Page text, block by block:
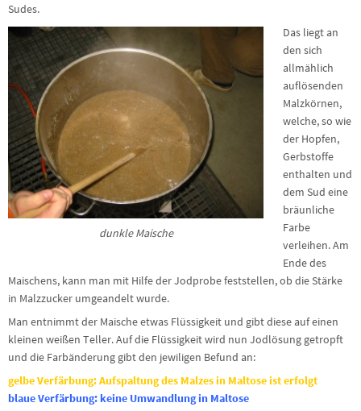
Sudes.
dunkle Maische
Das liegt an
den sich
allmählich
auflösenden
Malzkörnen,
welche, so wie
der Hopfen,
Gerbstoffe
enthalten und
dem Sud eine
bräunliche
Farbe
verleihen. Am
Ende des
Maischens, kann man mit Hilfe der Jodprobe feststellen, ob die Stärke
in Malzzucker umgeandelt wurde.
Man entnimmt der Maische etwas Flüssigkeit und gibt diese auf einen
kleinen weißen Teller. Auf die Flüssigkeit wird nun Jodlösung getropft
und die Farbänderung gibt den jewiligen Befund an:
gelbe Verfärbung: Aufspaltung des Malzes in Maltose ist erfolgt
blaue Verfärbung: keine Umwandlung in Maltose